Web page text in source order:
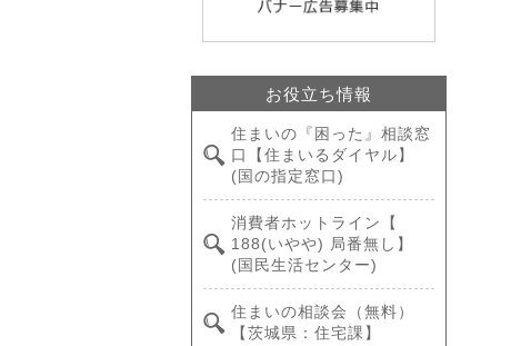
お役立ち情報
住まいの『困った』相談窓
口【住まいるダイヤル】
(国の指定窓口)
消費者ホットライン【
188(いやや) 局番無し】
(国民生活センター)
住まいの相談会（無料）
【茨城県：住宅課】